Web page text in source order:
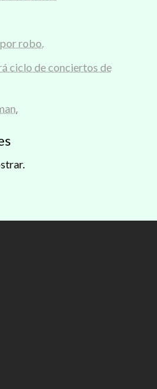
por robo.
ciclo de conciertos de